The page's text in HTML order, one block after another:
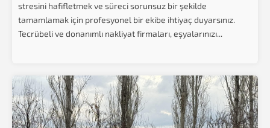
stresini hafifletmek ve süreci sorunsuz bir şekilde
tamamlamak için profesyonel bir ekibe ihtiyaç duyarsınız.
Tecrübeli ve donanımlı nakliyat firmaları, eşyalarınızı...